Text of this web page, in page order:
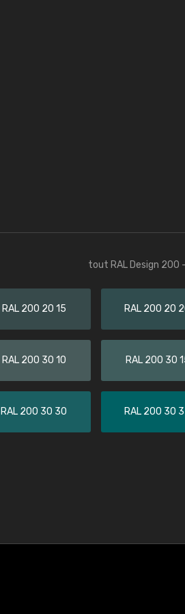
tout RAL Design 200
RAL 200 20 15 RAL 200 20
RAL 200 30 10 RAL 200 30
RAL 200 30 30 RAL 200 30